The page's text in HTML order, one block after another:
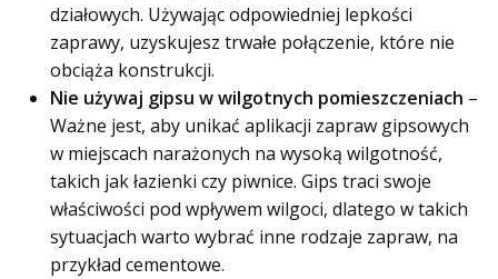
działowych. Używając odpowiedniej lepkości
zaprawy, uzyskujesz trwałe połączenie, które nie
obciąża konstrukcji.
Nie używaj gipsu w wilgotnych pomieszczeniach –
Ważne jest, aby unikać aplikacji zapraw gipsowych
w miejscach narażonych na wysoką wilgotność,
takich jak łazienki czy piwnice. Gips traci swoje
właściwości pod wpływem wilgoci, dlatego w takich
sytuacjach warto wybrać inne rodzaje zapraw, na
przykład cementowe.